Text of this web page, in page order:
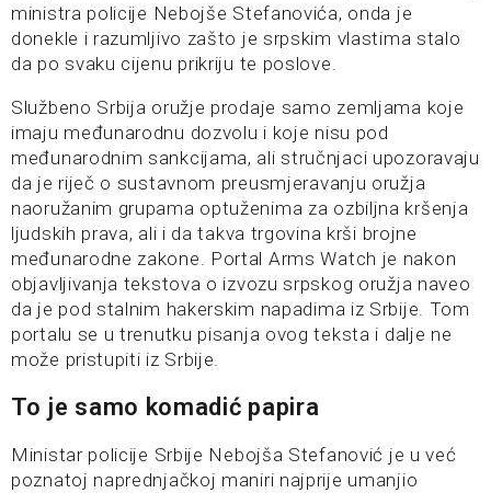
ministra policije Nebojše Stefanovića, onda je
donekle i razumljivo zašto je srpskim vlastima stalo
da po svaku cijenu prikriju te poslove.
Službeno Srbija oružje prodaje samo zemljama koje
imaju međunarodnu dozvolu i koje nisu pod
međunarodnim sankcijama, ali stručnjaci upozoravaju
da je riječ o sustavnom preusmjeravanju oružja
naoružanim grupama optuženima za ozbiljna kršenja
ljudskih prava, ali i da takva trgovina krši brojne
međunarodne zakone. Portal Arms Watch je nakon
objavljivanja tekstova o izvozu srpskog oružja naveo
da je pod stalnim hakerskim napadima iz Srbije. Tom
portalu se u trenutku pisanja ovog teksta i dalje ne
može pristupiti iz Srbije.
To je samo komadić papira
Ministar policije Srbije Nebojša Stefanović je u već
poznatoj naprednjačkoj maniri najprije umanjio